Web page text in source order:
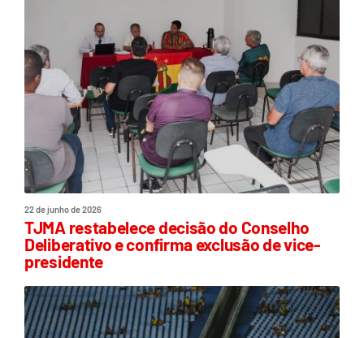
22 de junho de 2026
TJMA restabelece decisão do Conselho
Deliberativo e confirma exclusão de vice-
presidente